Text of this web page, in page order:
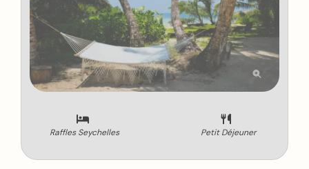
Raffles Seychelles Petit Déjeuner